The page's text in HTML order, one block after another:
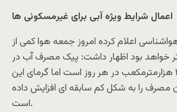
اعمال شرایط ویژه آبی برای غیرمسکونی ها
هواشناسی اعلام کرده امروز جمعه هوا کمی از
خواهد بود اظهار داشت: پیک مصرف آب در
تهران ۳ میلیون و ۲۰۰ هزارمترمکعب در هر روز است اما گرمای این
مصرف را به شکل کم سابقه ای افزایش داده
است.